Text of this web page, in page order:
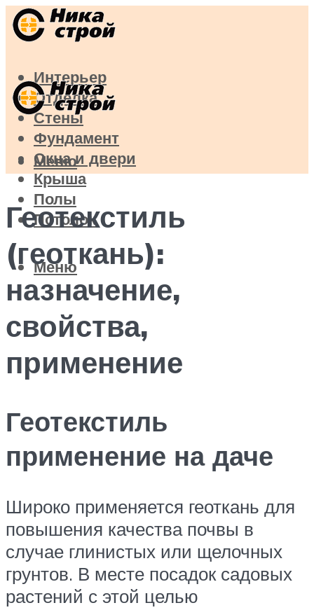
Интерьер
Отделка
Стены
Фундамент
Окна и двери
Крыша
Полы
Потолок
Меню
Меню
Геотекстиль
(геоткань):
назначение,
свойства,
применение
Геотекстиль
применение на даче
Широко применяется геоткань для
повышения качества почвы в
случае глинистых или щелочных
грунтов. В месте посадок садовых
растений с этой целью